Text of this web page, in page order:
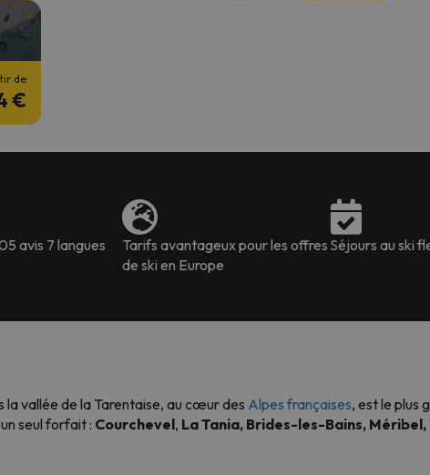
de
€
avis 7 langues
Tarifs avantageux pour les offres
de ski en Europe
Séjours au ski
la vallée de la Tarentaise, au cœur des Alpes françaises, est le plus
seul forfait : Courchevel, La Tania, Brides-les-Bains,